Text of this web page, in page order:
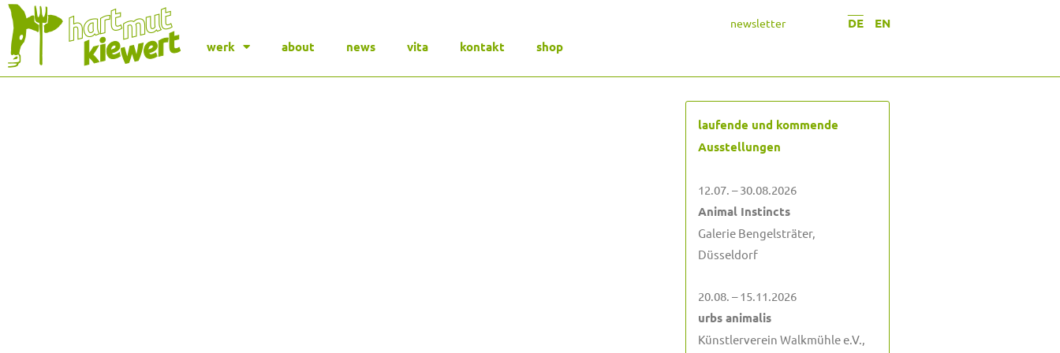
werk about news vita kontakt shop
newsletter DE EN
laufende und kommende
Ausstellungen
12.07. – 30.08.2026
Animal Instincts
Galerie Bengelsträter,
Düsseldorf
20.08. – 15.11.2026
urbs animalis
Künstlerverein Walkmühle e.V.,